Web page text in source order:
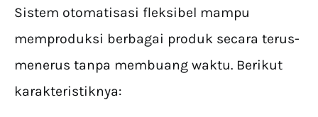
Sistem otomatisasi fleksibel mampu
memproduksi berbagai produk secara terus-
menerus tanpa membuang waktu. Berikut
karakteristiknya: